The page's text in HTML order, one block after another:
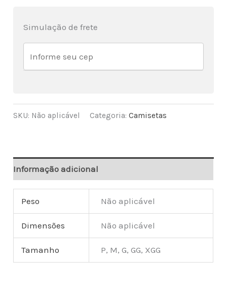
Simulação de frete
SKU: Não aplicável Categoria:Camisetas
Informação adicional
Peso Não aplicável
Dimensões Não aplicável
Tamanho P, M, G, GG, XGG